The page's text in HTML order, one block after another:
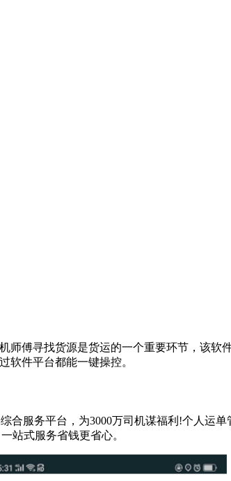
师傅寻找货源是货运的一个重要环节，该软
软件平台都能一键操控。
服务平台，为3000万司机谋福利!个人运
站式服务省钱更省心。